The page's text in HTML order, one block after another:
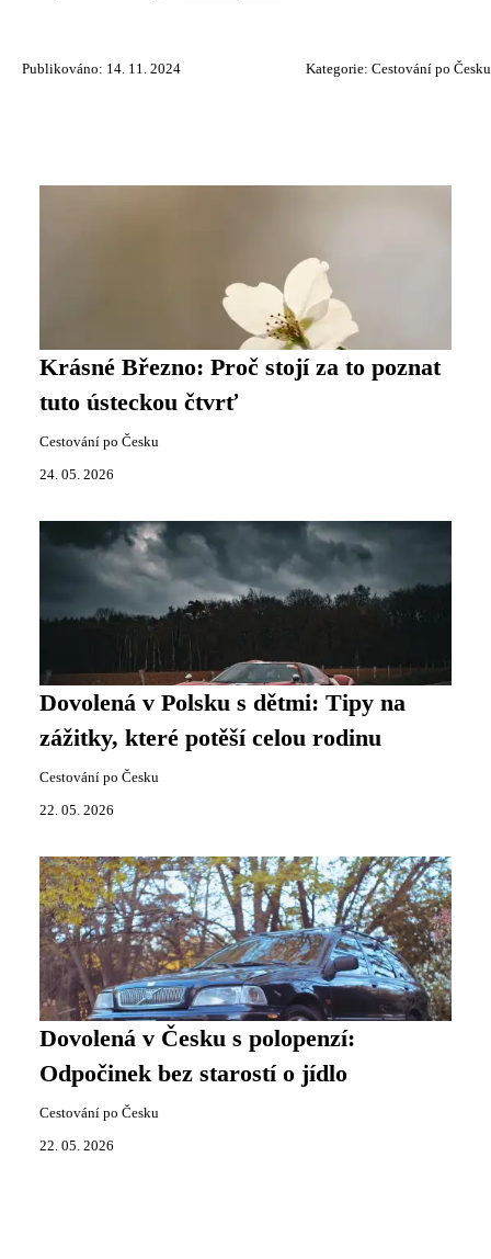
Publikováno: 14. 11. 2024 Kategorie: Cestování po Česku
Krásné Březno: Proč stojí za to poznat
tuto ústeckou čtvrť
Cestování po Česku
24. 05. 2026
Dovolená v Polsku s dětmi: Tipy na
zážitky, které potěší celou rodinu
Cestování po Česku
22. 05. 2026
Dovolená v Česku s polopenzí:
Odpočinek bez starostí o jídlo
Cestování po Česku
22. 05. 2026